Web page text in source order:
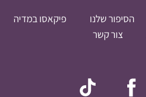
הסיפור שלנו
פיקאסו במדיה
צור קשר